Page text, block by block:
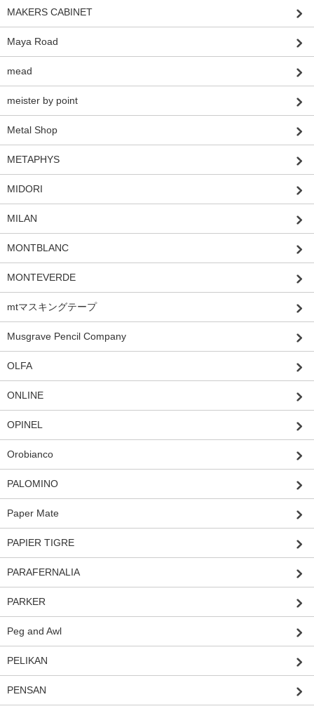
MAKERS CABINET
Maya Road
mead
meister by point
Metal Shop
METAPHYS
MIDORI
MILAN
MONTBLANC
MONTEVERDE
mtマスキングテープ
Musgrave Pencil Company
OLFA
ONLINE
OPINEL
Orobianco
PALOMINO
Paper Mate
PAPIER TIGRE
PARAFERNALIA
PARKER
Peg and Awl
PELIKAN
PENSAN